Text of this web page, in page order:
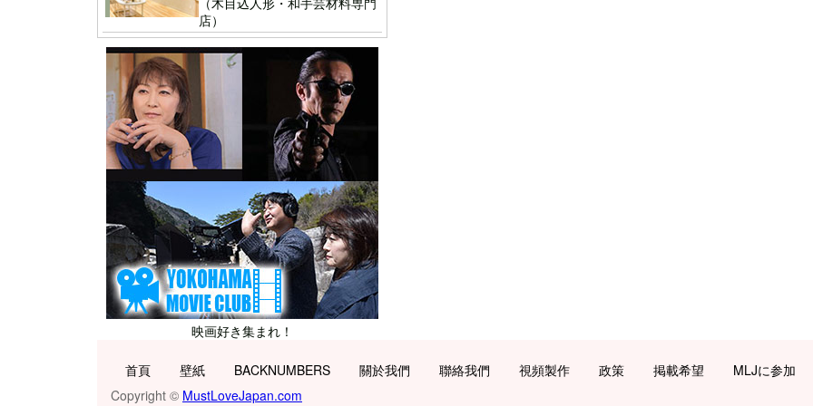
店）
映画好き集まれ！
首頁 壁紙 BACKNUMBERS 關於我們 聯絡我們 視頻製作 政策 掲載希望
MLJに参加
Copyright © MustLoveJapan.com